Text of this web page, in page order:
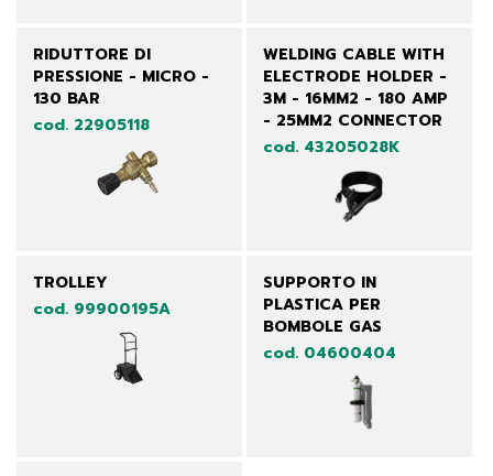
RIDUTTORE DI
PRESSIONE - MICRO -
130 BAR
cod. 22905118
WELDING CABLE WITH
ELECTRODE HOLDER -
3M - 16MM2 - 180 AMP
- 25MM2 CONNECTOR
cod. 43205028K
TROLLEY
cod. 99900195A
SUPPORTO IN
PLASTICA PER
BOMBOLE GAS
cod. 04600404